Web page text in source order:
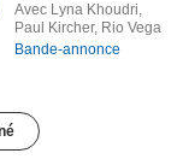
Avec Lyna Khoudri,
Paul Kircher, Rio Vega
Bande-annonce